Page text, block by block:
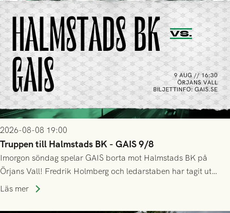
2026-08-08 19:00
Truppen till Halmstads BK - GAIS 9/8
Imorgon söndag spelar GAIS borta mot Halmstads BK på
Örjans Vall! Fredrik Holmberg och ledarstaben har tagit ut
följande trupp till matchen:
Läs mer